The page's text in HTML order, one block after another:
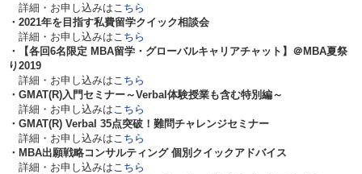
詳細・お申し込みはこちら
・2021年を目指す私費留学クイック相談会
詳細・お申し込みはこちら
・【各回6名限定 MBA留学・グローバルキャリアチャット】＠MBA夏祭
り2019
詳細・お申し込みはこちら
・GMAT(R)入門セミナー～Verbal体験授業も含む特別編～
詳細・お申し込みはこちら
・GMAT(R) Verbal 35点突破！難問チャレンジセミナー
詳細・お申し込みはこちら
・MBA出願戦略コンサルティング 個別クイックアドバイス
詳細・お申し込みはこちら